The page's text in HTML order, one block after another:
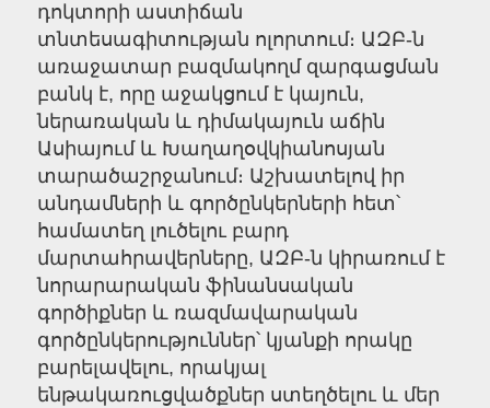
դոկտորի աստիճան
տնտեսագիտության ոլորտում։ ԱԶԲ-ն
առաջատար բազմակողմ զարգացման
բանկ է, որը աջակցում է կայուն,
ներառական և դիմակայուն աճին
Ասիայում և Խաղաղօվկիանոսյան
տարածաշրջանում։ Աշխատելով իր
անդամների և գործընկերների հետ՝
համատեղ լուծելու բարդ
մարտահրավերները, ԱԶԲ-ն կիրառում է
նորարարական ֆինանսական
գործիքներ և ռազմավարական
գործընկերություններ՝ կյանքի որակը
բարելավելու, որակյալ
ենթակառուցվածքներ ստեղծելու և մեր